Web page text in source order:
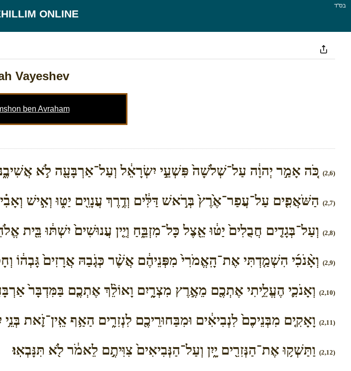
בס''ד
ONLINE
Vayeshev
ben Avraham
(2,6) כֹּ֚ה אָמַ֣ר יְהוָ֔ה עַל־שְׁלֹשָׁה֙ פִּשְׁעֵ֣י יִשְׂרָאֵ֔ל וְעַל־אַרְבָּעָ֖ה לֹ֣א אֲשִׁיבֶ֑נּוּ
(2,7) הַשֹּׁאֲפִ֤ים עַל־עֲפַר־אֶ֙רֶץ֙ בְּרֹ֣אשׁ דַּלִּ֔ים וְדֶ֥רֶךְ עֲנָוִ֖ים יַטּ֑וּ וְאִ֣ישׁ
(2,8) וְעַל־בְּגָדִ֤ים חֲבֻלִים֙ יַטּ֔וּ אֵ֖צֶל כָּל־מִזְבֵּ֑חַ וְיֵ֤ין עֲנוּשִׁים֙ יִשְׁתּ֔וּ בֵּ֖ית
(2,9) וְאָ֨נֹכִ֜י הִשְׁמַ֤דְתִּי אֶת־הָֽאֱמֹרִי֙ מִפְּנֵיהֶ֔ם אֲשֶׁ֨ר כְּגֹ֤בַהּ אֲרָזִים֙ גָּבְה֔וֹ
(2,10) וְאָנֹכִ֛י הֶעֱלֵ֥יתִי אֶתְכֶ֖ם מֵאֶ֣רֶץ מִצְרָ֑יִם וָאוֹלֵ֨ךְ אֶתְכֶ֤ם בַּמִּדְבָּר֙
(2,11) וָאָקִ֤ים מִבְּנֵיכֶם֙ לִנְבִיאִ֔ים וּמִבַּחוּרֵיכֶ֖ם לִנְזִרִ֑ים הַאַ֥ף אֵֽין־זֹ֛את בְּנֵ֥י
(2,12) וַתַּשְׁק֥וּ אֶת־הַנְּזִרִ֖ים יָ֑יִן וְעַל־הַנְּבִיאִים֙ צִוִּיתֶ֣ם לֵאמֹ֔ר לֹ֖א תִּנָּבְאֽוּ׃